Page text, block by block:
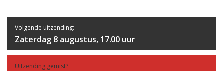
Volgende uitzending:
Zaterdag 8 augustus, 17.00 uur
Uitzending gemist?